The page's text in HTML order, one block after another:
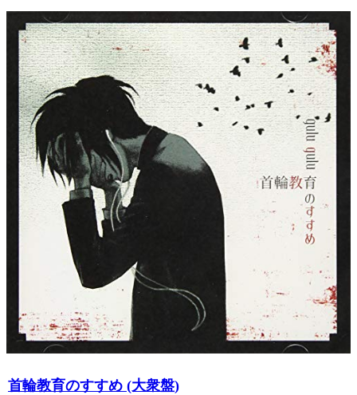
首輪教育のすすめ (大衆盤)